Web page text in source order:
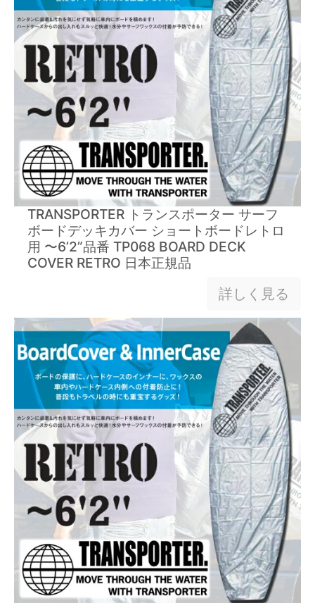
TRANSPORTER トランスポーター サーフ
ボードデッキカバー ショートボードレトロ
用 〜6’2”品番 TP068 BOARD DECK
COVER RETRO 日本正規品
詳しく見る